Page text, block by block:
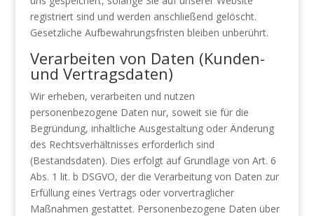
registriert sind und werden anschließend gelöscht.
Gesetzliche Aufbewahrungsfristen bleiben unberührt.
Verarbeiten von Daten (Kunden-
und Vertragsdaten)
Wir erheben, verarbeiten und nutzen
personenbezogene Daten nur, soweit sie für die
Begründung, inhaltliche Ausgestaltung oder Änderung
des Rechtsverhältnisses erforderlich sind
(Bestandsdaten). Dies erfolgt auf Grundlage von Art. 6
Abs. 1 lit. b DSGVO, der die Verarbeitung von Daten zur
Erfüllung eines Vertrags oder vorvertraglicher
Maßnahmen gestattet. Personenbezogene Daten über